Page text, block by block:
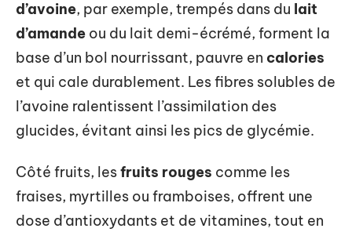
d’avoine, par exemple, trempés dans du lait
d’amande ou du lait demi-écrémé, forment la
base d’un bol nourrissant, pauvre en calories
et qui cale durablement. Les fibres solubles de
l’avoine ralentissent l’assimilation des
glucides, évitant ainsi les pics de glycémie.
Côté fruits, lesfruits rouges comme les
fraises, myrtilles ou framboises, offrent une
dose d’antioxydants et de vitamines, tout en